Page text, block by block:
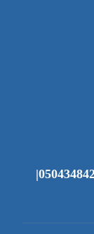
شركة تنظيف خزانات في ابوظبي |0504348425|